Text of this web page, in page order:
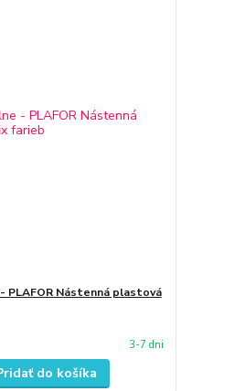
PLAFOR Nástenná plastová
3-7 dni
do košíka